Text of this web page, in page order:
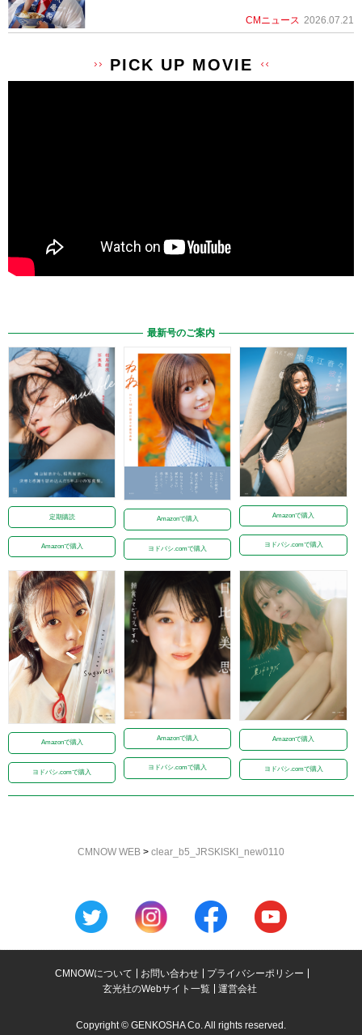
CMニュース 2026.07.21
PICK UP MOVIE
最新号のご案内
定期購読
Amazonで購入
Amazonで購入
ヨドバシ.comで購入
Amazonで購入
ヨドバシ.comで購入
Amazonで購入
ヨドバシ.comで購入
Amazonで購入
ヨドバシ.comで購入
Amazonで購入
ヨドバシ.comで購入
CMNOW WEB > clear_b5_JRSKISKI_new0110
CMNOWについて お問い合わせ
プライバシーポリシー
玄光社のWebサイト一覧
運営会社
Copyright © GENKOSHA Co. All rights reserved.